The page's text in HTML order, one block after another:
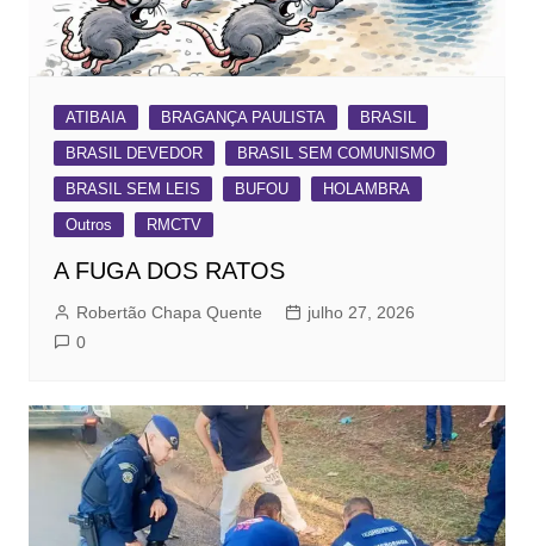
ATIBAIA BRAGANÇA PAULISTA
BRASIL
BRASIL DEVEDOR
BRASIL SEM COMUNISMO
BRASIL SEM LEIS
BUFOU
HOLAMBRA
Outros
RMCTV
A FUGA DOS RATOS
Robertão Chapa Quente
julho 27, 2026
0